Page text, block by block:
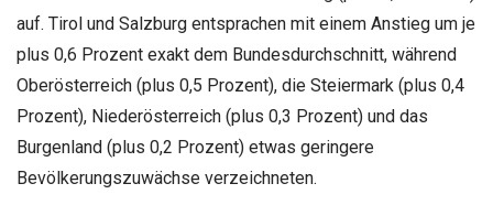
auf. Tirol und Salzburg entsprachen mit einem Anstieg um je
plus 0,6 Prozent exakt dem Bundesdurchschnitt, während
Oberösterreich (plus 0,5 Prozent), die Steiermark (plus 0,4
Prozent), Niederösterreich (plus 0,3 Prozent) und das
Burgenland (plus 0,2 Prozent) etwas geringere
Bevölkerungszuwächse verzeichneten.